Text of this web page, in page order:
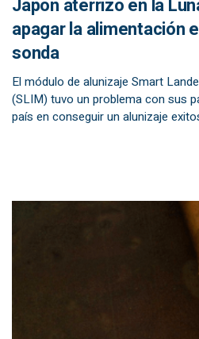
Japón aterrizó en la
apagar la alimentación
sonda
El módulo de alunizaje Smart
(SLIM) tuvo un problema con sus
país en conseguir un alunizaje